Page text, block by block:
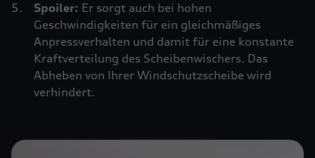
Spoiler: Er sorgt auch bei hohen
Geschwindigkeiten für ein gleichmäßiges
Anpressverhalten und damit für eine konstante
Kraftverteilung des Scheibenwischers. Das
Abheben von Ihrer Windschutzscheibe wird
verhindert.